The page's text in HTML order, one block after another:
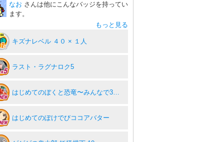
なお さんは他にこんなバッジを持ってい
ます。
もっと見る
キズナレベル ４０ × １人
ラスト・ラグナロク5
はじめてのぼくと恐竜〜みんなで3分 ハンティング放置〜
はじめてのぽけでびココアバター